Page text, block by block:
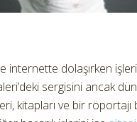
internette dolaşırken
sergisini ancak
kitapları ve bir